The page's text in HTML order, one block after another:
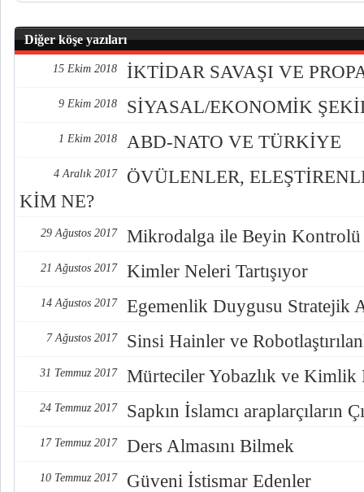
Diğer köşe yazıları
15 Ekim 2018 İKTİDAR SAVAŞI VE
9 Ekim 2018 SİYASAL/EKONOMİK
1 Ekim 2018 ABD-NATO VE TÜRKİYE
4 Aralık 2017
ÖVÜLENLER,
KİM NE?
29 Ağustos 2017 Mikrodalga ile Beyin Kontrolü
21 Ağustos 2017 Kimler Neleri Tartışıyor
14 Ağustos 2017 Egemenlik Duygusu Stratejik
7 Ağustos 2017 Sinsi Hainler ve
31 Temmuz 2017 Mürteciler Yobazlık ve Kimlik
24 Temmuz 2017 Sapkın İslamcı araplarçıların
17 Temmuz 2017 Ders Almasını Bilmek
10 Temmuz 2017 Güveni İstismar Edenler